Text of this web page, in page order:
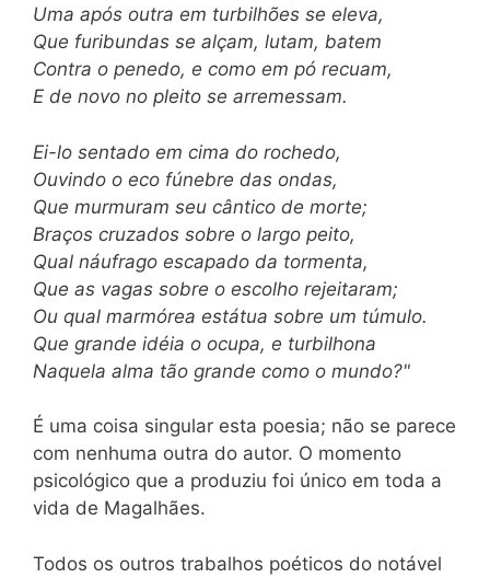
Uma após outra em turbilhões se eleva,
Que furibundas se alçam, lutam, batem
Contra o penedo, e como em pó recuam,
E de novo no pleito se arremessam.
Ei-lo sentado em cima do rochedo,
Ouvindo o eco fúnebre das ondas,
Que murmuram seu cântico de morte;
Braços cruzados sobre o largo peito,
Qual náufrago escapado da tormenta,
Que as vagas sobre o escolho rejeitaram;
Ou qual marmórea estátua sobre um túmulo.
Que grande idéia o ocupa, e turbilhona
Naquela alma tão grande como o mundo?"
É uma coisa singular esta poesia; não se parece
com nenhuma outra do autor. O momento
psicológico que a produziu foi único em toda a
vida de Magalhães.
Todos os outros trabalhos poéticos do notável